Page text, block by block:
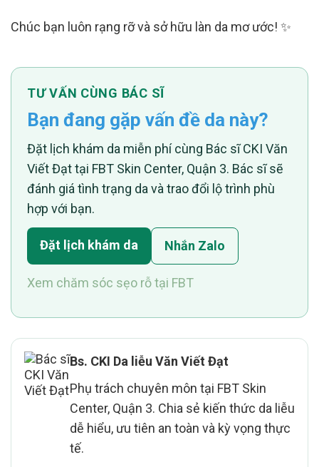
Chúc bạn luôn rạng rỡ và sở hữu làn da mơ ước! ✨
TƯ VẤN CÙNG BÁC SĨ
Bạn đang gặp vấn đề da này?
Đặt lịch khám da miễn phí cùng Bác sĩ CKI Văn
Viết Đạt tại FBT Skin Center, Quận 3. Bác sĩ sẽ
đánh giá tình trạng da và trao đổi lộ trình phù
hợp với bạn.
Đặt lịch khám da Nhắn Zalo
Xem chăm sóc sẹo rỗ tại FBT
Bs. CKI Da liễu Văn Viết Đạt
Phụ trách chuyên môn tại FBT Skin
Center, Quận 3. Chia sẻ kiến thức da liễu
dễ hiểu, ưu tiên an toàn và kỳ vọng thực
tế.